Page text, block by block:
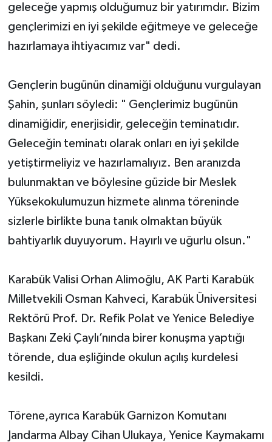
geleceğe yapmış olduğumuz bir yatırımdır. Bizim
gençlerimizi en iyi şekilde eğitmeye ve geleceğe
hazırlamaya ihtiyacımız var" dedi.
Gençlerin bugünün dinamiği olduğunu vurgulayan
Şahin, şunları söyledi: " Gençlerimiz bugünün
dinamiğidir, enerjisidir, geleceğin teminatıdır.
Geleceğin teminatı olarak onları en iyi şekilde
yetiştirmeliyiz ve hazırlamalıyız. Ben aranızda
bulunmaktan ve böylesine güzide bir Meslek
Yüksekokulumuzun hizmete alınma töreninde
sizlerle birlikte buna tanık olmaktan büyük
bahtiyarlık duyuyorum. Hayırlı ve uğurlu olsun."
Karabük Valisi Orhan Alimoğlu, AK Parti Karabük
Milletvekili Osman Kahveci, Karabük Üniversitesi
Rektörü Prof. Dr. Refik Polat ve Yenice Belediye
Başkanı Zeki Çaylı’nında birer konuşma yaptığı
törende, dua eşliğinde okulun açılış kurdelesi
kesildi.
Törene,ayrıca Karabük Garnizon Komutanı
Jandarma Albay Cihan Ulukaya, Yenice Kaymakamı